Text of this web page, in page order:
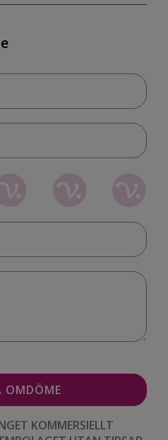
KOMMERSIELLT